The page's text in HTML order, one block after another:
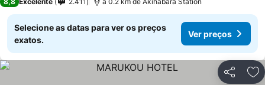
Selecione as datas para ver os preços
exatos.
Ver preços
Partilhar